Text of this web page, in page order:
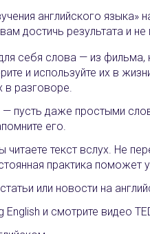
английского
достичь результата и не
себя слова — из фильма,
и используйте их в
в разговоре.
пусть даже простыми
его.
читаете текст вслух. Не
практика поможет
или новости на
и смотрите видео